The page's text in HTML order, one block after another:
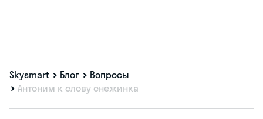
Skysmart Блог
Вопросы
Антоним к слову снежинка